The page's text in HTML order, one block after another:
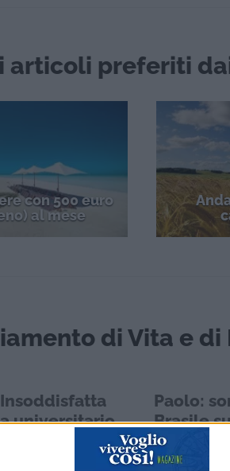
articoli preferiti
con 500 euro
al mese
di Vita e di
universitario
sono trasferita
Paolo:
Brasile
mia
la